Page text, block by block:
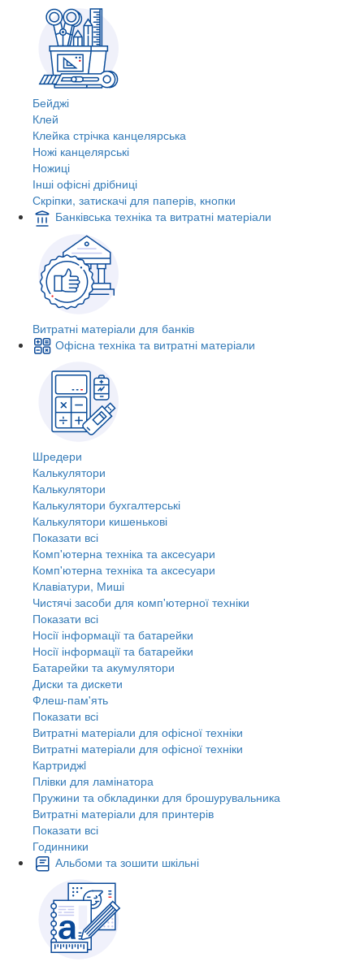
Бейджі
Клей
Клейка стрічка канцелярська
Ножі канцелярські
Ножиці
Інші офісні дрібниці
Скріпки, затискачі для паперів, кнопки
Банківська техніка та витратні матеріали
Витратні матеріали для банків
Офісна техніка та витратні матеріали
Шредери
Калькулятори
Калькулятори
Калькулятори бухгалтерські
Калькулятори кишенькові
Показати всі
Комп'ютерна техніка та аксесуари
Комп'ютерна техніка та аксесуари
Клавіатури, Миші
Чистячі засоби для комп'ютерної техніки
Показати всі
Носії інформації та батарейки
Носії інформації та батарейки
Батарейки та акумулятори
Диски та дискети
Флеш-пам'ять
Показати всі
Витратні матеріали для офісної техніки
Витратні матеріали для офісної техніки
Картриджi
Плівки для ламінатора
Пружини та обкладинки для брошурувальника
Витратні матеріали для принтерів
Показати всі
Годинники
Альбоми та зошити шкільні